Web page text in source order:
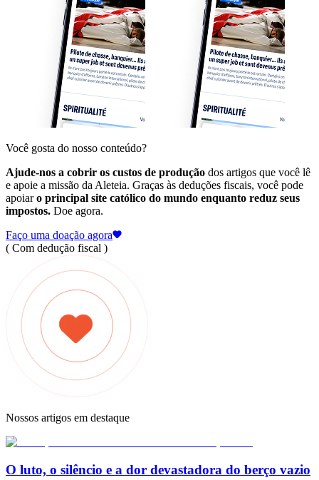
Você gosta do nosso conteúdo?
Ajude-nos a cobrir os custos de produção dos artigos que você lê
e apoie a missão da Aleteia. Graças às deduções fiscais, você pode
apoiaro principal site católico do mundo enquanto reduz seus
impostos. Doe agora.
Faço uma doação agora
( Com dedução fiscal )
Nossos artigos em destaque
O luto, o silêncio e a dor devastadora do berço vazio